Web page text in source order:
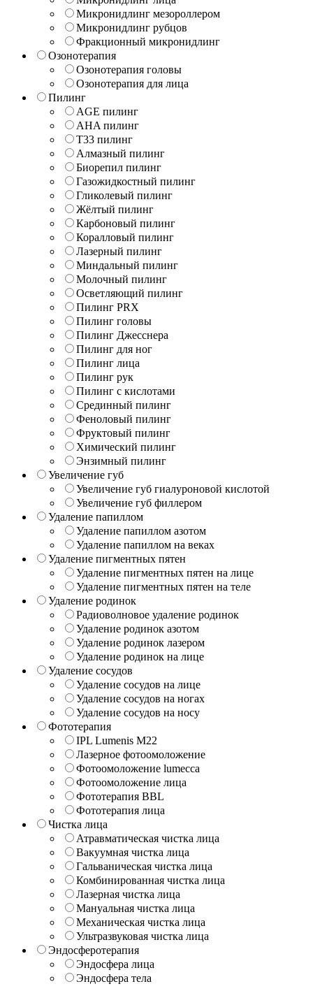
Микронидлинг мезороллером
Микронидлинг рубцов
Фракционный микронидлинг
Озонотерапия
Озонотерапия головы
Озонотерапия для лица
Пилинг
AGE пилинг
AHA пилинг
T33 пилинг
Алмазный пилинг
Биорепил пилинг
Газожидкостный пилинг
Гликолевый пилинг
Жёлтый пилинг
Карбоновый пилинг
Коралловый пилинг
Лазерный пилинг
Миндальный пилинг
Молочный пилинг
Осветляющий пилинг
Пилинг PRX
Пилинг головы
Пилинг Джесснера
Пилинг для ног
Пилинг лица
Пилинг рук
Пилинг с кислотами
Срединный пилинг
Феноловый пилинг
Фруктовый пилинг
Химический пилинг
Энзимный пилинг
Увеличение губ
Увеличение губ гиалуроновой кислотой
Увеличение губ филлером
Удаление папиллом
Удаление папиллом азотом
Удаление папиллом на веках
Удаление пигментных пятен
Удаление пигментных пятен на лице
Удаление пигментных пятен на теле
Удаление родинок
Радиоволновое удаление родинок
Удаление родинок азотом
Удаление родинок лазером
Удаление родинок на лице
Удаление сосудов
Удаление сосудов на лице
Удаление сосудов на ногах
Удаление сосудов на носу
Фототерапия
IPL Lumenis M22
Лазерное фотоомоложение
Фотоомоложение lumecca
Фотоомоложение лица
Фототерапия BBL
Фототерапия лица
Чистка лица
Атравматическая чистка лица
Вакуумная чистка лица
Гальваническая чистка лица
Комбинированная чистка лица
Лазерная чистка лица
Мануальная чистка лица
Механическая чистка лица
Ультразвуковая чистка лица
Эндосферотерапия
Эндосфера лица
Эндосфера тела